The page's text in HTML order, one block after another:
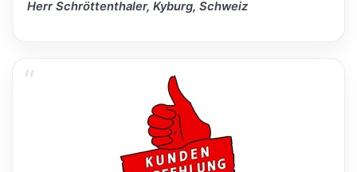
Herr Schröttenthaler, Kyburg, Schweiz